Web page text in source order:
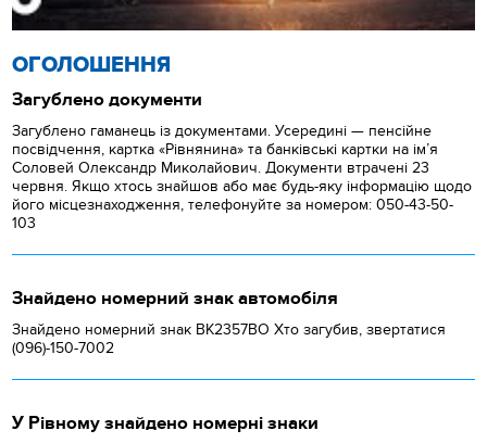
ОГОЛОШЕННЯ
Загублено документи
Загублено гаманець із документами. Усередині — пенсійне
посвідчення, картка «Рівнянина» та банківські картки на ім’я
Соловей Олександр Миколайович. Документи втрачені 23
червня. Якщо хтось знайшов або має будь-яку інформацію щодо
його місцезнаходження, телефонуйте за номером: 050-43-50-
103
Знайдено номерний знак автомобіля
Знайдено номерний знак ВК2357ВО Хто загубив, звертатися
(096)-150-7002
У Рівному знайдено номерні знаки